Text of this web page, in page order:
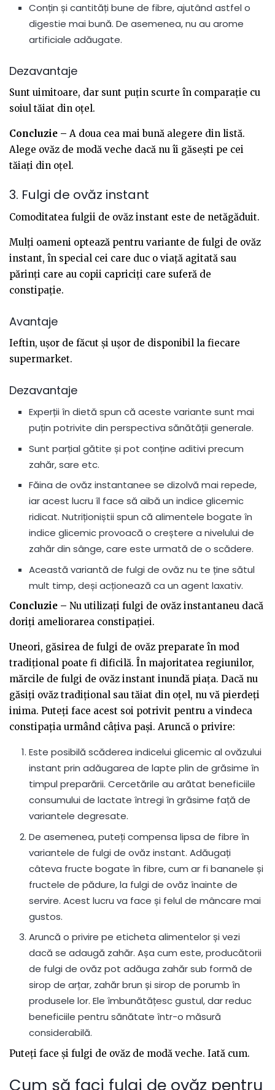
Conțin și cantități bune de fibre, ajutând astfel o
digestie mai bună. De asemenea, nu au arome
artificiale adăugate.
Dezavantaje
Sunt uimitoare, dar sunt puțin scurte în comparație cu
soiul tăiat din oțel.
Concluzie – A doua cea mai bună alegere din listă.
Alege ovăz de modă veche dacă nu îi găsești pe cei
tăiați din oțel.
3. Fulgi de ovăz instant
Comoditatea fulgii de ovăz instant este de netăgăduit.
Mulți oameni optează pentru variante de fulgi de ovăz
instant, în special cei care duc o viață agitată sau
părinți care au copii capriciți care suferă de
constipație.
Avantaje
Ieftin, ușor de făcut și ușor de disponibil la fiecare
supermarket.
Dezavantaje
Experții în dietă spun că aceste variante sunt mai
puțin potrivite din perspectiva sănătății generale.
Sunt parțial gătite și pot conține aditivi precum
zahăr, sare etc.
Făina de ovăz instantanee se dizolvă mai repede,
iar acest lucru îl face să aibă un indice glicemic
ridicat. Nutriționiștii spun că alimentele bogate în
indice glicemic provoacă o creștere a nivelului de
zahăr din sânge, care este urmată de o scădere.
Această variantă de fulgi de ovăz nu te ține sătul
mult timp, deși acționează ca un agent laxativ.
Concluzie – Nu utilizați fulgi de ovăz instantaneu dacă
doriți ameliorarea constipației.
Uneori, găsirea de fulgi de ovăz preparate în mod
tradițional poate fi dificilă. În majoritatea regiunilor,
mărcile de fulgi de ovăz instant inundă piața. Dacă nu
găsiți ovăz tradițional sau tăiat din oțel, nu vă pierdeți
inima. Puteți face acest soi potrivit pentru a vindeca
constipația urmând câțiva pași. Aruncă o privire:
Este posibilă scăderea indicelui glicemic al ovăzului
instant prin adăugarea de lapte plin de grăsime în
timpul preparării. Cercetările au arătat beneficiile
consumului de lactate întregi în grăsime față de
variantele degresate.
De asemenea, puteți compensa lipsa de fibre în
variantele de fulgi de ovăz instant. Adăugați
câteva fructe bogate în fibre, cum ar fi bananele și
fructele de pădure, la fulgi de ovăz înainte de
servire. Acest lucru va face și felul de mâncare mai
gustos.
Aruncă o privire pe eticheta alimentelor și vezi
dacă se adaugă zahăr. Așa cum este, producătorii
de fulgi de ovăz pot adăuga zahăr sub formă de
sirop de arțar, zahăr brun și sirop de porumb în
produsele lor. Ele îmbunătățesc gustul, dar reduc
beneficiile pentru sănătate într-o măsură
considerabilă.
Puteți face și fulgi de ovăz de modă veche. Iată cum.
Cum să faci fulgi de ovăz pentru